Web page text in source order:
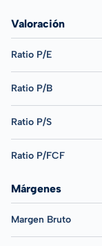
Valoración
Ratio P/E
Ratio P/B
Ratio P/S
Ratio P/FCF
Márgenes
Margen Bruto